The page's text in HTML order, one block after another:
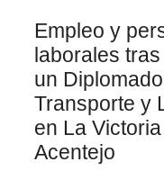
Empleo y
laborales
un
Transporte y
en La
Acentejo